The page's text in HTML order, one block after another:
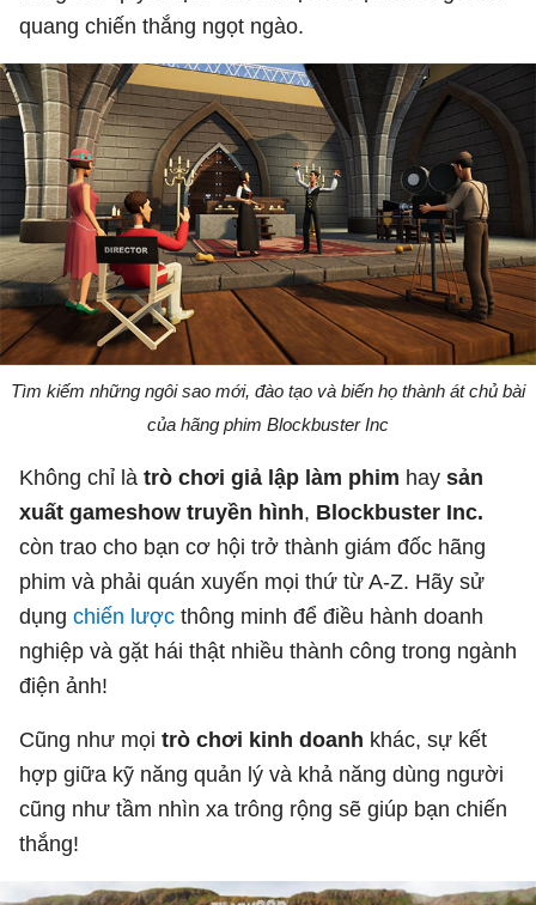
quang chiến thắng ngọt ngào.
Tìm kiếm những ngôi sao mới, đào tạo và biến họ thành át chủ bài
của hãng phim Blockbuster Inc
Không chỉ là trò chơi giả lập làm phim hay sản
xuất gameshow truyền hình, Blockbuster Inc.
còn trao cho bạn cơ hội trở thành giám đốc hãng
phim và phải quán xuyến mọi thứ từ A-Z. Hãy sử
dụng chiến lược thông minh để điều hành doanh
nghiệp và gặt hái thật nhiều thành công trong ngành
điện ảnh!
Cũng như mọi trò chơi kinh doanh khác, sự kết
hợp giữa kỹ năng quản lý và khả năng dùng người
cũng như tầm nhìn xa trông rộng sẽ giúp bạn chiến
thắng!